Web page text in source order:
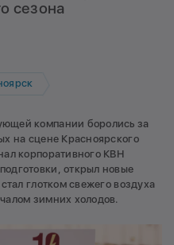
сезона
компании боролись за
на сцене Красноярского
корпоративного КВН
открыл новые
глотком свежего воздуха
зимних холодов.